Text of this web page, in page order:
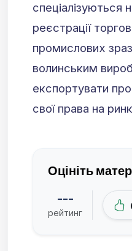
спеціалізуються
реєстрації
промислових
волинським
експортувати
свої права на
Оцініть
---
рейтинг